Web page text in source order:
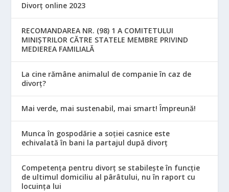
Divorț online 2023
RECOMANDAREA NR. (98) 1 A COMITETULUI
MINIŞTRILOR CĂTRE STATELE MEMBRE PRIVIND
MEDIEREA FAMILIALĂ
La cine rămâne animalul de companie în caz de
divorț?
Mai verde, mai sustenabil, mai smart! Împreună!
Munca în gospodărie a soției casnice este
echivalată în bani la partajul după divorț
Competența pentru divorț se stabilește în funcție
de ultimul domiciliu al pârâtului, nu în raport cu
locuinţa lui